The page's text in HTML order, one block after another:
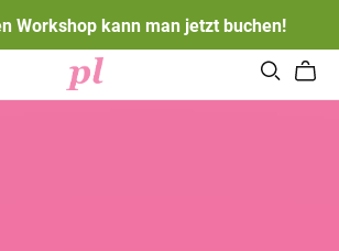
Workshop kann man jetzt buchen!